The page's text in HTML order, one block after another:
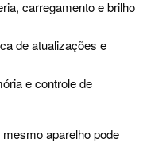
carregamento e brilho
de atualizações e
e controle de
aparelho pode